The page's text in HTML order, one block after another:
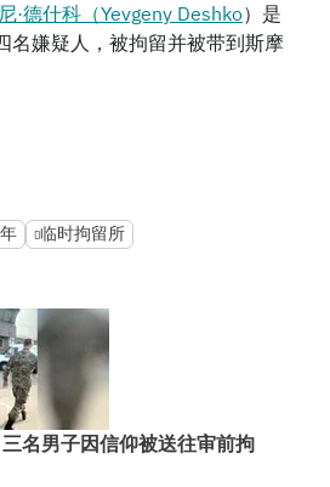
·德什科（Yevgeny Deshko）是
名嫌疑人，被拘留并被带到斯摩
临时拘留所
名男子因信仰被送往审前拘